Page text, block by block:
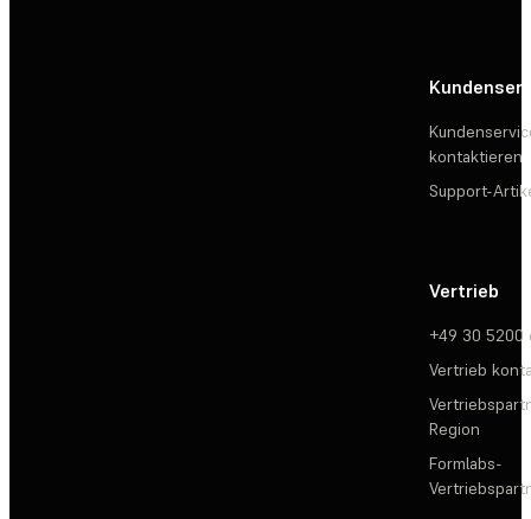
kontaktieren
Support-
Vertrieb
+49 30 5200
Vertrieb
Region
Formlabs-